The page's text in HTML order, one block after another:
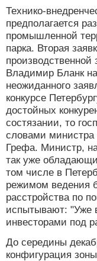
Технико-
предполагается
промышленной
парка. Вторая
Владимир Бланк
неожиданного
конкурсе
достойных
состязании, то
словами министра
Грефа. Министр,
так уже
том числе в
режимом ведения
расстройства по
испытывают: "Уже
инвесторами под
До середины
конфигурация